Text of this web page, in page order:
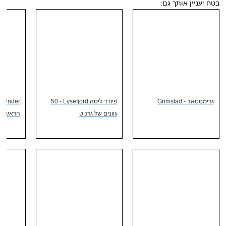
בטח יעניין אותך גם:
גרימסטאד - Grimstad
פיורד ליסה Lysefjord - ‏50
גוונים של גרניט